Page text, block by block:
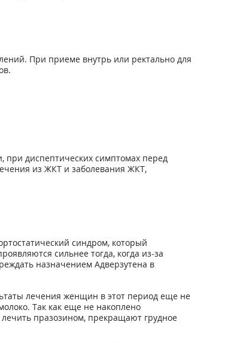
При приеме внутрь или ректально для
при диспептических симптомах перед
из ЖКТ и заболевания ЖКТ,
синдром, который
сильнее тогда, когда из-за
назначением Адверзутена в
лечения женщин в этот период еще не
Так как еще не накоплено
празозином, прекращают грудное